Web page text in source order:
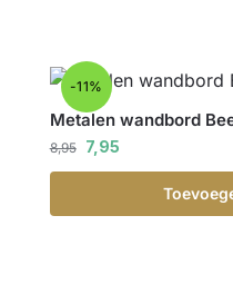
-11%
Metalen wandbord
8,95 7,95